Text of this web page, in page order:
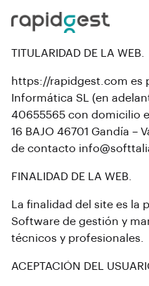
TITULARIDAD DE LA WEB.
https://rapidgest.com es
Informática SL (en
40655565 con domicilio
16 BAJO 46701 Gandía –
de contacto
FINALIDAD DE LA WEB.
La finalidad del site es
Software de gestión y
técnicos y profesionales.
ACEPTACIÓN DEL